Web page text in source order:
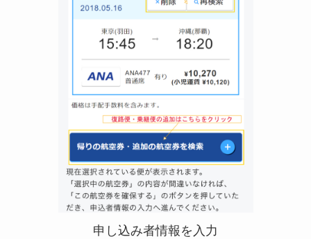
申し込み者情報を入力